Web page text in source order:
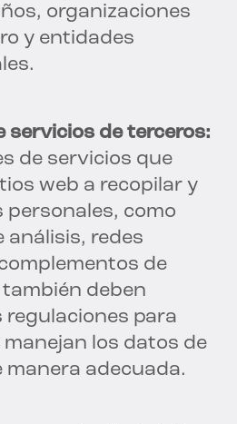
organizaciones
y entidades
servicios de terceros:
de servicios que
web a recopilar y
personales, como
análisis, redes
de
deben
regulaciones para
los datos de
manera adecuada.